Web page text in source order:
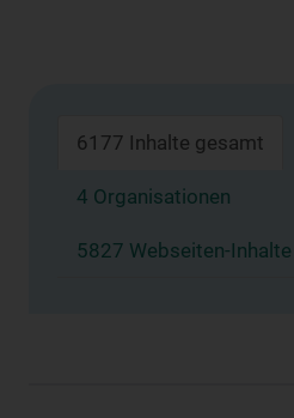
6177 Inhalte gesamt
4 Organisationen
5827 Webseiten-Inhalte